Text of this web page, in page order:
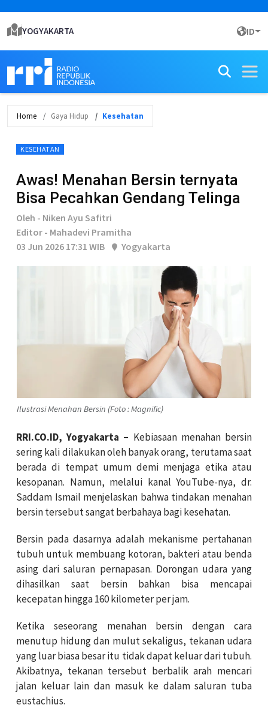
YOGYAKARTA ID
Home Gaya Hidup Kesehatan
KESEHATAN
Awas! Menahan Bersin ternyata
Bisa Pecahkan Gendang Telinga
Oleh - Niken Ayu Safitri
Editor - Mahadevi Pramitha
03 Jun 2026 17:31 WIB
Yogyakarta
Ilustrasi Menahan Bersin (Foto : Magnific)
RRI.CO.ID, Yogyakarta – Kebiasaan menahan bersin
sering kali dilakukan oleh banyak orang, terutama saat
berada di tempat umum demi menjaga etika atau
kesopanan. Namun, melalui kanal YouTube-nya, dr.
Saddam Ismail menjelaskan bahwa tindakan menahan
bersin tersebut sangat berbahaya bagi kesehatan.
Bersin pada dasarnya adalah mekanisme pertahanan
tubuh untuk membuang kotoran, bakteri atau benda
asing dari saluran pernapasan. Dorongan udara yang
dihasilkan saat bersin bahkan bisa
mencapai
kecepatan hingga 160 kilometer per jam.
Ketika seseorang menahan bersin dengan cara
menutup hidung dan mulut sekaligus, tekanan udara
yang luar biasa besar itu tidak dapat keluar dari tubuh.
Akibatnya, tekanan tersebut berbalik arah mencari
jalan keluar lain dan masuk ke dalam saluran tuba
eustachius.